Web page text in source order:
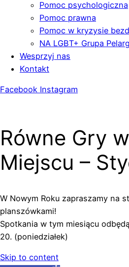
Pomoc psychologiczna
Pomoc prawna
Pomoc w kryzysie
NA LGBT+ Grupa
Wesprzyj nas
Kontakt
Facebook Instagram
Równe Gry
Miejscu –
W Nowym Roku zapraszamy na
planszówkami!
Spotkania w tym miesiącu
20. (poniedziałek)
Skip to content